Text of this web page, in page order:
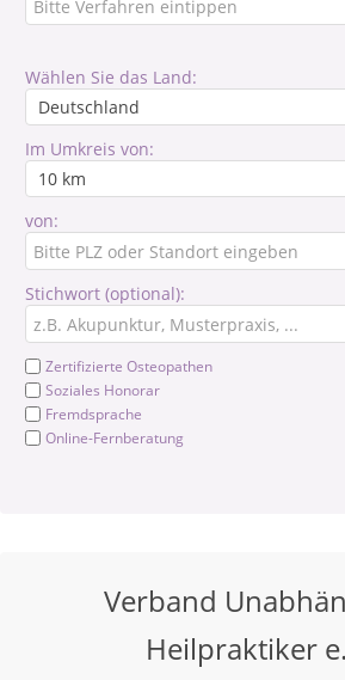
Wählen Sie das Land:
Im Umkreis von:
von:
Stichwort (optional):
Zertifizierte Osteopathen
Soziales Honorar
Fremdsprache
Online-Fernberatung
Verband
Heilpraktiker